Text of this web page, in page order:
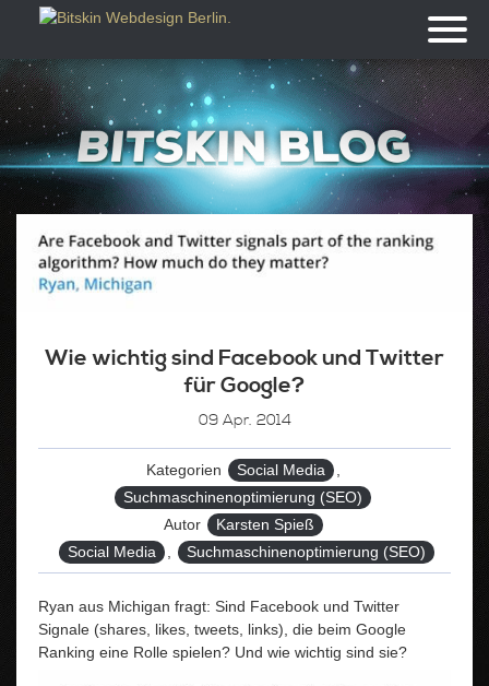
Wie wichtig sind Facebook und Twitter
für Google?
09 Apr. 2014
Kategorien Social Media
Suchmaschinenoptimierung (SEO)
Autor
Karsten Spieß
Tags
Social Media Suchmaschinenoptimierung (SEO)
Ryan aus Michigan fragt: Sind Facebook und Twitter
Signale (shares, likes, tweets, links), die beim Google
Ranking eine Rolle spielen? Und wie wichtig sind sie?